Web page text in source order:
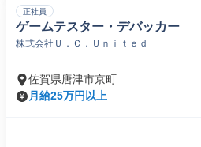
正社員
ゲームテスター・デバッカー
株式会社Ｕ．Ｃ．Ｕｎｉｔｅｄ
佐賀県唐津市京町
月給25万円以上